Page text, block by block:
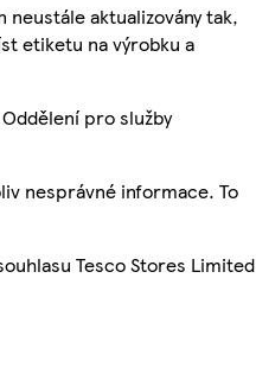
aktualizovány tak,
etiketu na výrobku a
pro služby
nesprávné informace. To
Tesco Stores Limited